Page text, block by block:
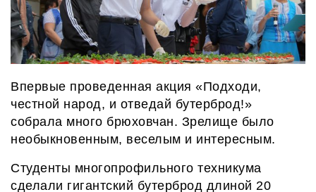
Впервые проведенная акция «Подходи,
честной народ, и отведай бутерброд!»
собрала много брюховчан. Зрелище было
необыкновенным, веселым и интересным.
Студенты многопрофильного техникума
сделали гигантский бутерброд длиной 20